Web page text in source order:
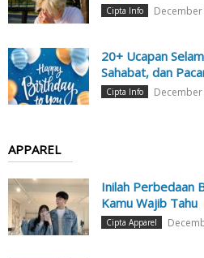
Cipta Info
20+ Ucapan
Sahabat, dan
Cipta Info
APPAREL
Inilah Perbedaan
Kamu Wajib Tahu
Cipta Apparel